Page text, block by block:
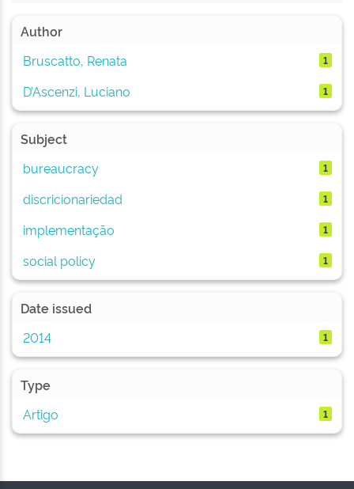
Author
Bruscatto, Renata
1
D’Ascenzi, Luciano 1
Subject
bureaucracy
1
discricionariedad 1
implementação 1
social policy 1
Date issued
2014
1
Type
Artigo
1